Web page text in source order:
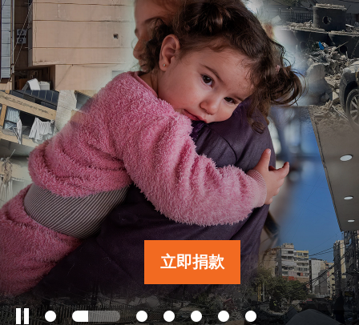
立即行動
工作成果
關於我們
訊息中心
立即捐款